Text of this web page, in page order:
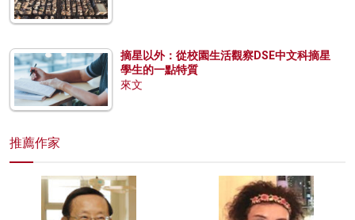
摘星以外：從校園生活觀察DSE中文科摘星
學生的一點特質
來文
推薦作家